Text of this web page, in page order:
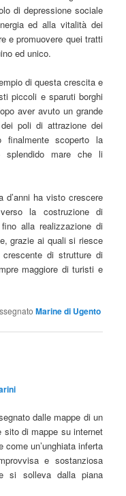
di depressione sociale
ed alla vitalità dei
e promuovere quei tratti
ed unico.
di questa crescita e
piccoli e sparuti borghi
aver avuto un grande
poli di attrazione dei
scoperto la
splendido mare che li
d’anni ha visto crescere
la costruzione di
alla realizzazione di
grazie ai quali si riesce
di strutture di
maggiore di turisti e
Marine di Ugento
dalle mappe di un
sito di mappe su internet
come un’unghiata inferta
e sostanziosa
si solleva dalla piana